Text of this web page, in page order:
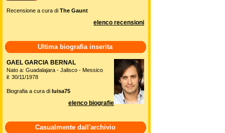
Recensione a cura di The Gaunt
elenco recensioni
Ultima biografia inserita
GAEL GARCIA BERNAL
Nato a: Guadalajara - Jalisco - Messico
il: 30/11/1978
Biografia a cura di luisa75
elenco biografie
Casualmente dall'archivio